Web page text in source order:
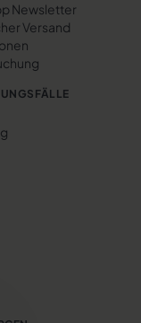
Newsletter
Versand